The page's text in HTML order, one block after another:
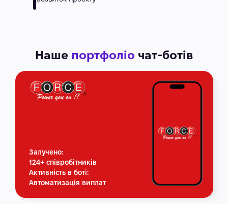
Наше портфоліо чат-ботів
Залучено:
124+ співробітників
Активність в боті:
Автоматизація виплат